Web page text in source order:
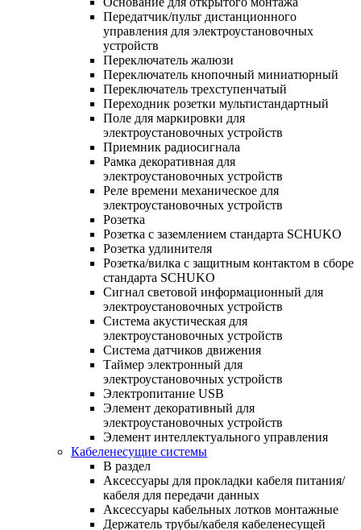
Передатчик/пульт дистанционного
управления для электроустановочных
устройств
Переключатель жалюзи
Переключатель кнопочный миниатюрный
Переключатель трехступенчатый
Переходник розетки мультистандартный
Поле для маркировки для
электроустановочных устройств
Приемник радиосигнала
Рамка декоративная для
электроустановочных устройств
Реле времени механическое для
электроустановочных устройств
Розетка
Розетка с заземлением стандарта SCHUKO
Розетка удлинителя
Розетка/вилка с защитным контактом в сборе
стандарта SCHUKO
Сигнал световой информационный для
электроустановочных устройств
Система акустическая для
электроустановочных устройств
Система датчиков движения
Таймер электронный для
электроустановочных устройств
Электропитание USB
Элемент декоративный для
электроустановочных устройств
Элемент интеллектуального управления
Кабеленесущие системы
В раздел
Аксессуары для прокладки кабеля питания/
кабеля для передачи данных
Аксессуары кабельных лотков монтажные
Держатель трубы/кабеля кабеленесущей